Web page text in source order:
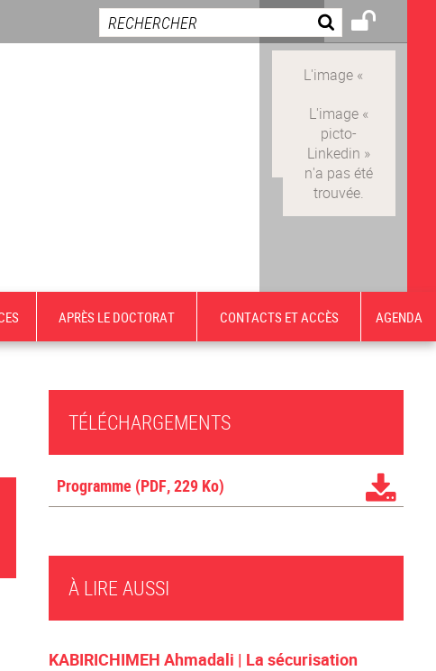
APRÈS LE DOCTORAT CONTACTS ET ACCÈS AGENDA
TÉLÉCHARGEMENTS
Programme (PDF, 229 Ko)
À LIRE AUSSI
KABIRICHIMEH Ahmadali | La sécurisation